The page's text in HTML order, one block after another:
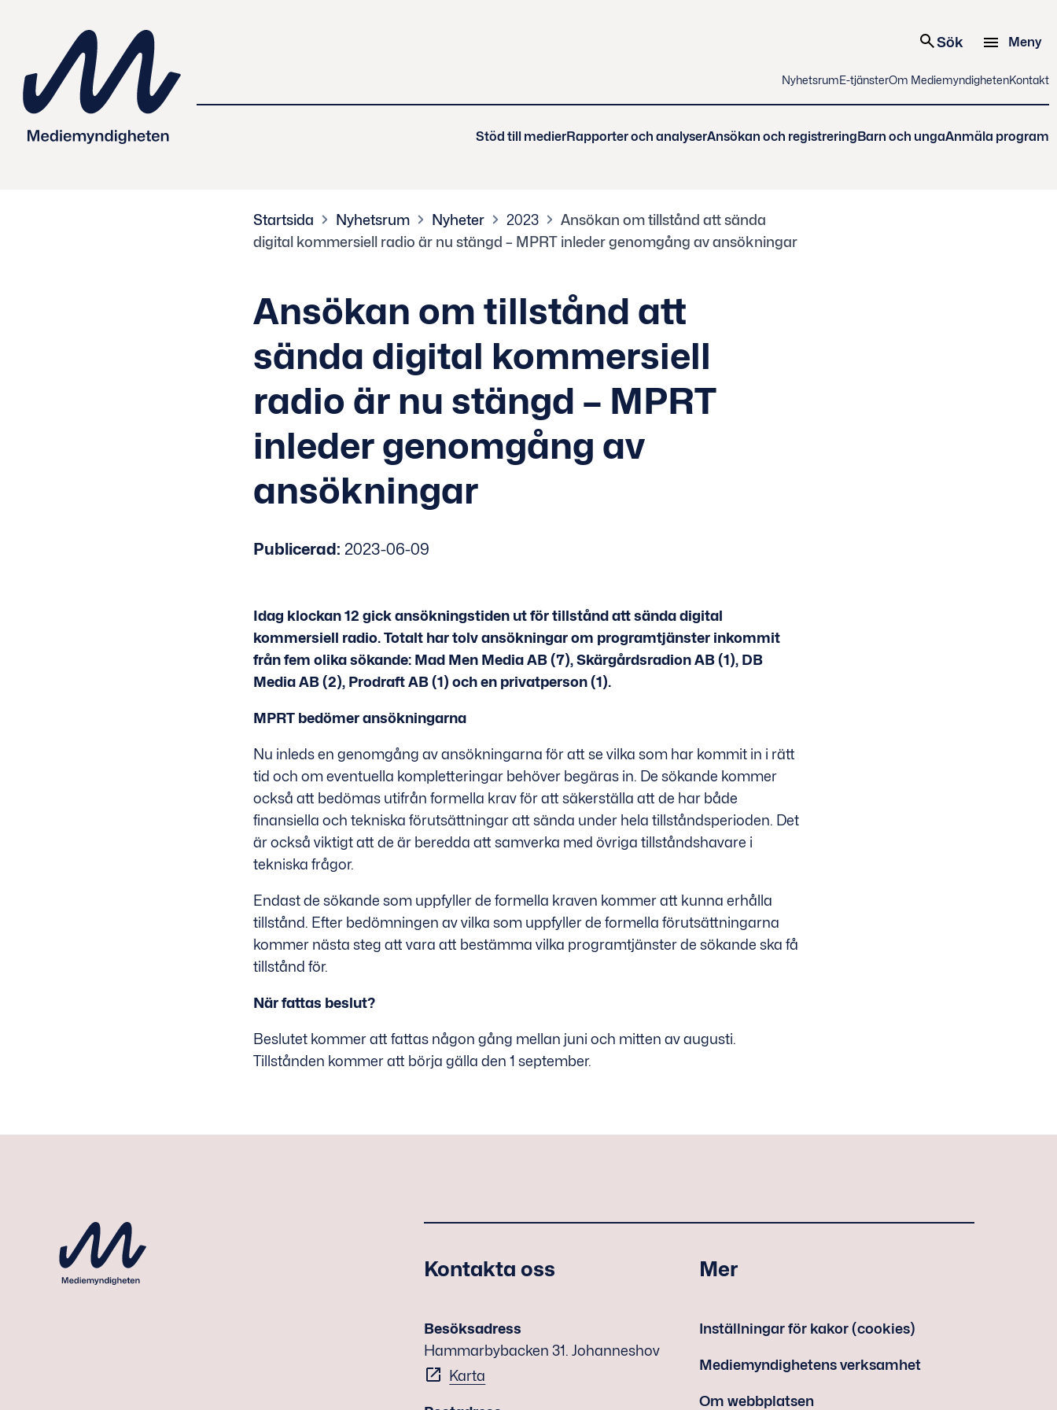
Sök Meny
NyhetsrumE-tjänsterOm MediemyndighetenKontakt
Stöd till medierRapporter och analyserAnsökan och registrering Barn och ungaAnmäla program
Startsida Nyhetsrum Nyheter 2023
Ansökan om tillstånd att sända
digital kommersiell radio är nu stängd – MPRT inleder genomgång av ansökningar
Ansökan om tillstånd att
sända digital kommersiell
radio är nu stängd – MPRT
inleder genomgång av
ansökningar
Publicerad: 2023-06-09
Idag klockan 12 gick ansökningstiden ut för tillstånd att sända digital
kommersiell radio. Totalt har tolv ansökningar om programtjänster inkommit
från fem olika sökande: Mad Men Media AB (7), Skärgårdsradion AB (1), DB
Media AB (2), Prodraft AB (1) och en privatperson (1).
MPRT bedömer ansökningarna
Nu inleds en genomgång av ansökningarna för att se vilka som har kommit in i rätt
tid och om eventuella kompletteringar behöver begäras in. De sökande kommer
också att bedömas utifrån formella krav för att säkerställa att de har både
finansiella och tekniska förutsättningar att sända under hela tillståndsperioden. Det
är också viktigt att de är beredda att samverka med övriga tillståndshavare i
tekniska frågor.
Endast de sökande som uppfyller de formella kraven kommer att kunna erhålla
tillstånd. Efter bedömningen av vilka som uppfyller de formella förutsättningarna
kommer nästa steg att vara att bestämma vilka programtjänster de sökande ska få
tillstånd för.
När fattas beslut?
Beslutet kommer att fattas någon gång mellan juni och mitten av augusti.
Tillstånden kommer att börja gälla den 1 september.
Kontakta oss
Besöksadress
Hammarbybacken 31. Johanneshov
Karta
Mer
Inställningar för kakor (cookies)
Mediemyndighetens verksamhet
Om webbplatsen